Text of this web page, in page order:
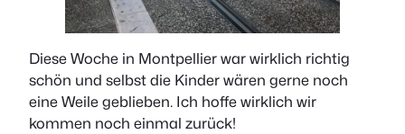
Diese Woche in Montpellier war wirklich richtig
schön und selbst die Kinder wären gerne noch
eine Weile geblieben. Ich hoffe wirklich wir
kommen noch einmal zurück!